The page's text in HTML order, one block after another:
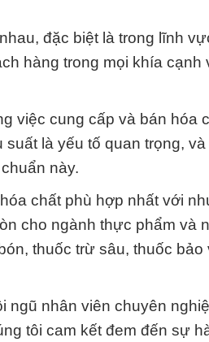
đặc biệt là trong lĩnh
hàng trong mọi khía cạnh
việc cung cấp và bán hóa
là yếu tố quan trọng, và
này.
chất phù hợp nhất với
cho ngành thực phẩm và
thuốc trừ sâu, thuốc bảo
ngũ nhân viên chuyên
tôi cam kết đem đến sự